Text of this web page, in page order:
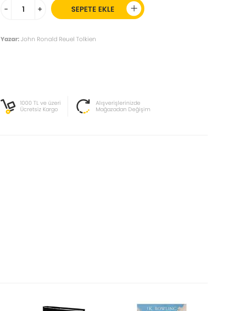
- + SEPETE EKLE
Yazar:John Ronald Reuel Tolkien
1000 TL ve üzeri
Ücretsiz Kargo
Alışverişlerinizde
Mağazadan Değişim